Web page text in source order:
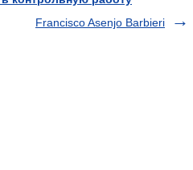
Francisco Asenjo Barbieri